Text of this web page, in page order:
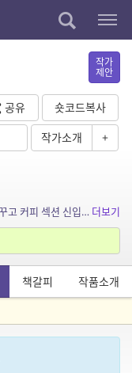
작가
제안
공유
숏코드복사
작가소개 +
소개: 차 전문점 다루가 ‘카페 다루’ 로 이름을 바꾸고 커피 섹션 신입 직원을 채용하면서 벌어지는 이야기 더보기
책갈피 작품소개